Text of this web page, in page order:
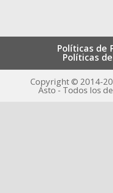
Políticas de
Políticas
Copyright © 2014-
Asto - Todos los